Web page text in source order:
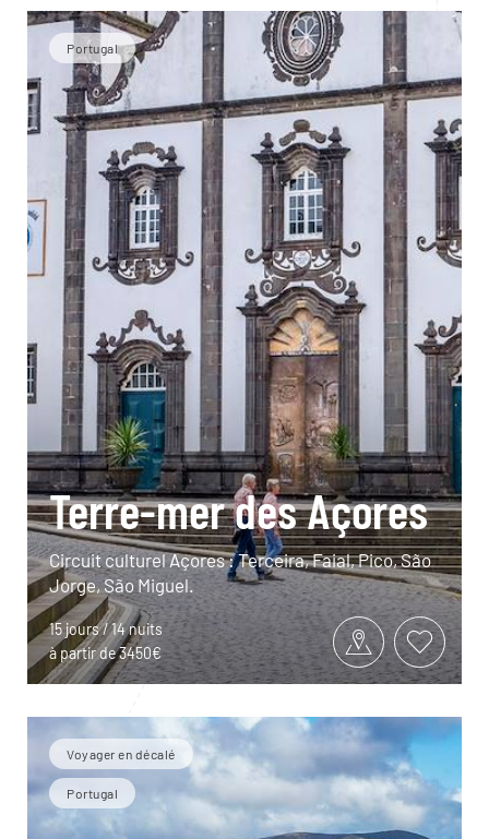
Portugal
Terre-mer des Açores
Circuit culturel Açores : Terceira, Faial, Pico, São
Jorge, São Miguel.
15 jours / 14 nuits
à partir de 3450€
Voyager en décalé
Portugal